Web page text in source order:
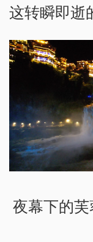
这转瞬即逝
夜幕下的